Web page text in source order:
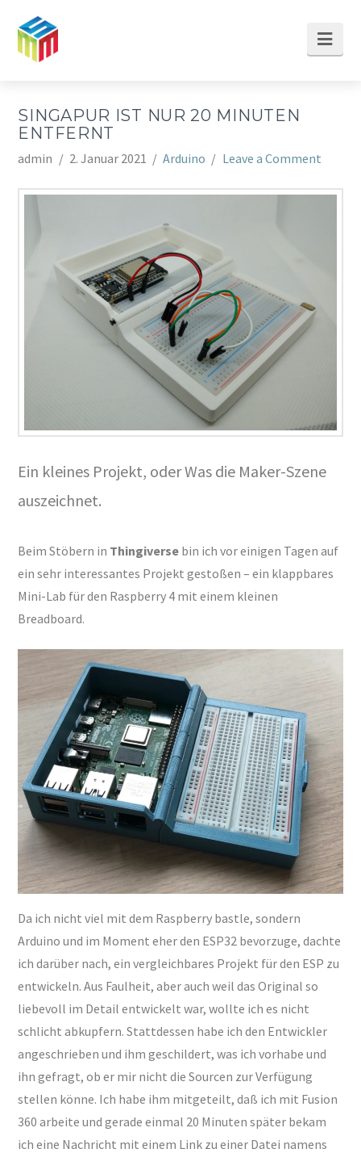
SINGAPUR IST NUR 20 MINUTEN
ENTFERNT
admin 2. Januar 2021 Arduino Leave a Comment
Ein kleines Projekt, oder Was die Maker-Szene
auszeichnet.
Beim Stöbern in Thingiverse bin ich vor einigen Tagen auf
ein sehr interessantes Projekt gestoßen – ein klappbares
Mini-Lab für den Raspberry 4 mit einem kleinen
Breadboard.
Da ich nicht viel mit dem Raspberry bastle, sondern
Arduino und im Moment eher den ESP32 bevorzuge, dachte
ich darüber nach, ein vergleichbares Projekt für den ESP zu
entwickeln. Aus Faulheit, aber auch weil das Original so
liebevoll im Detail entwickelt war, wollte ich es nicht
schlicht abkupfern. Stattdessen habe ich den Entwickler
angeschrieben und ihm geschildert, was ich vorhabe und
ihn gefragt, ob er mir nicht die Sourcen zur Verfügung
stellen könne. Ich habe ihm mitgeteilt, daß ich mit Fusion
360 arbeite und gerade einmal 20 Minuten später bekam
ich eine Nachricht mit einem Link zu einer Datei namens